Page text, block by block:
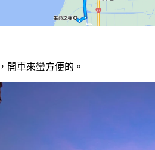
開車來蠻方便的。